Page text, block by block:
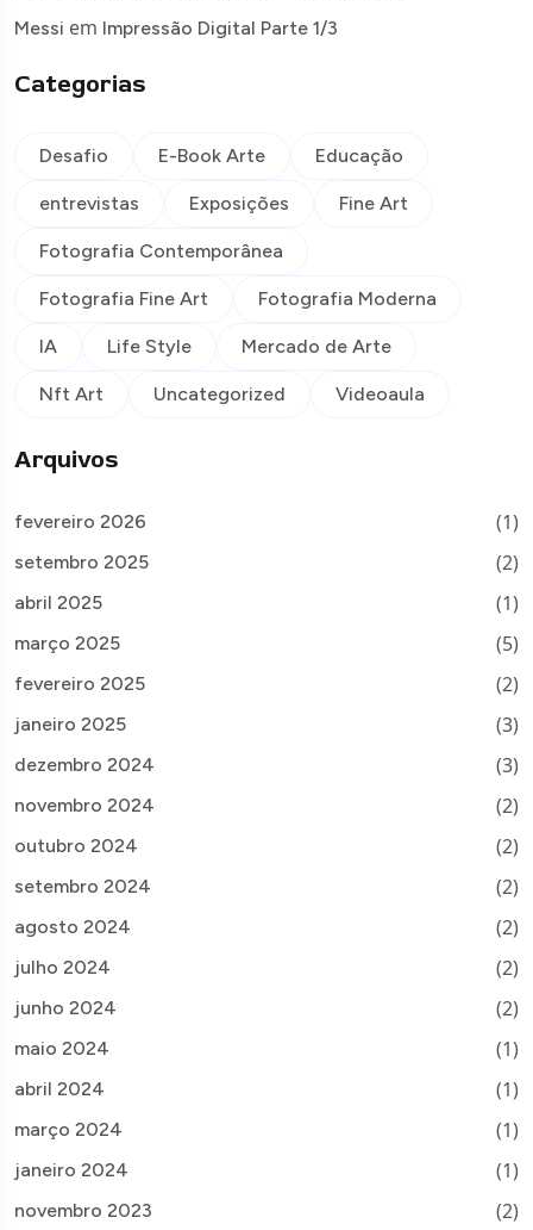
Messi em Impressão Digital Parte 1/3
Categorias
Desafio E-Book Arte Educação
entrevistas Exposições Fine Art
Fotografia Contemporânea
Fotografia Fine Art Fotografia Moderna
IA Life Style Mercado de Arte
Nft Art Uncategorized Videoaula
Arquivos
fevereiro 2026 (1)
setembro 2025 (2)
abril 2025 (1)
março 2025 (5)
fevereiro 2025 (2)
janeiro 2025 (3)
dezembro 2024 (3)
novembro 2024 (2)
outubro 2024 (2)
setembro 2024 (2)
agosto 2024 (2)
julho 2024 (2)
junho 2024 (2)
maio 2024 (1)
abril 2024 (1)
março 2024 (1)
janeiro 2024 (1)
novembro 2023 (2)